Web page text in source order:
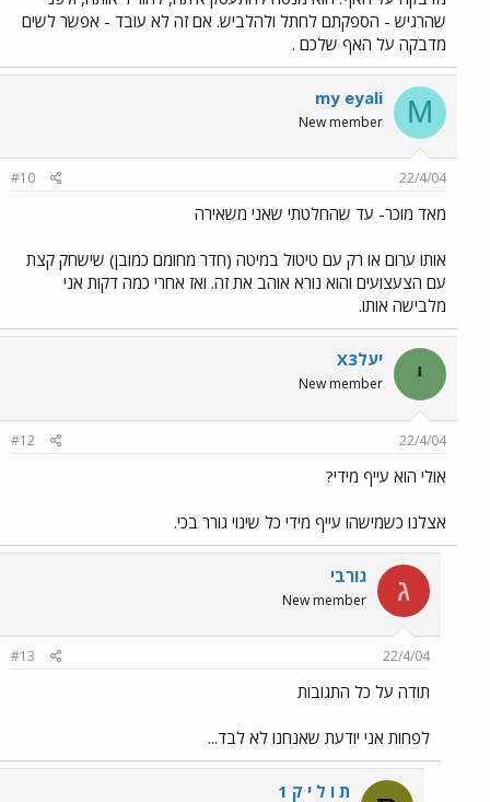
שהרגיש - הספקתם לחתל ולהלביש. אם זה לא עובד - אפשר לשים
מדבקה על האף שלכם .
M
my eyali
New member
22/4/04
#10
מאד מוכר- עד שהחלטתי שאני משאירה
אותו ערום או רק עם טיטול במיטה (חדר מחומם כמובן) שישחק קצת
עם הצעצועים והוא נורא אוהב את זה. ואז אחרי כמה דקות אני
מלבישה אותו.
י יעלX3
New member
22/4/04
#12
אולי הוא עייף מידי?
אצלנו כשמישהו עייף מידי כל שינוי גורר בכי.
ג גורבי
New member
22/4/04
#13
תודה על כל התגובות
לפחות אני יודעת שאנחנו לא לבד...
ת ו ל י ק 1